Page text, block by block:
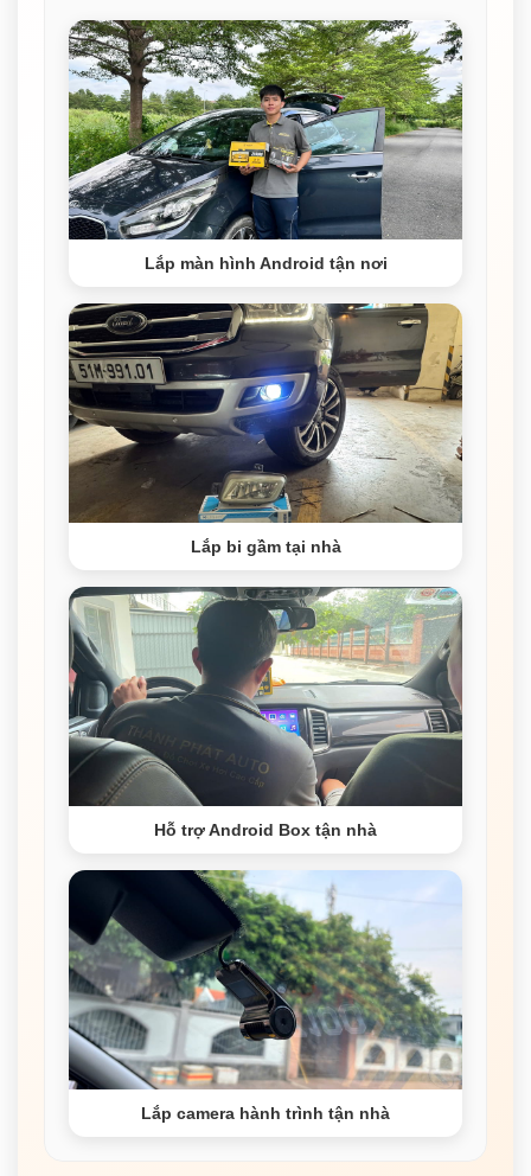
Lắp màn hình Android tận nơi
Lắp bi gầm tại nhà
Hỗ trợ Android Box tận nhà
Lắp camera hành trình tận nhà